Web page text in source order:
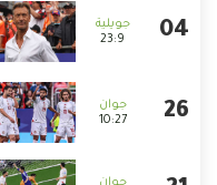
23:9
10:27